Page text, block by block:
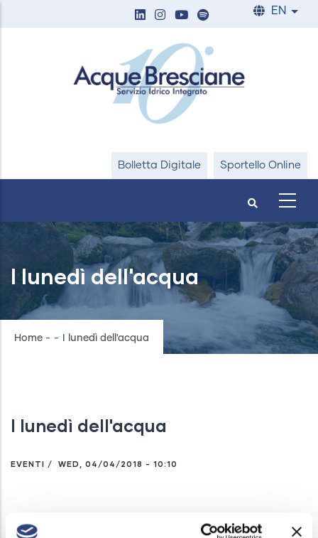
EN List
Bolletta Digitale Sportello Online
I lunedì dell'acqua
Breadcrumb
Home - - I lunedì dell'acqua
I lunedì dell'acqua
EVENTI / WED, 04/04/2018 - 10:10
I lunedì dell’acqua: 26 marzo 2018 - Salò